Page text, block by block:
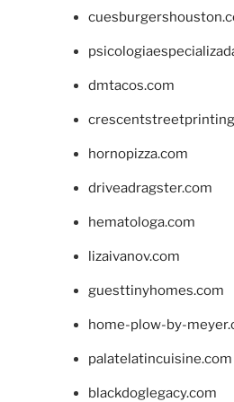
dmtacos.com
hornopizza.com
driveadragster.com
hematologa.com
lizaivanov.com
guesttinyhomes.com
home-plow-by-
palatelatincuisine.com
blackdoglegacy.com